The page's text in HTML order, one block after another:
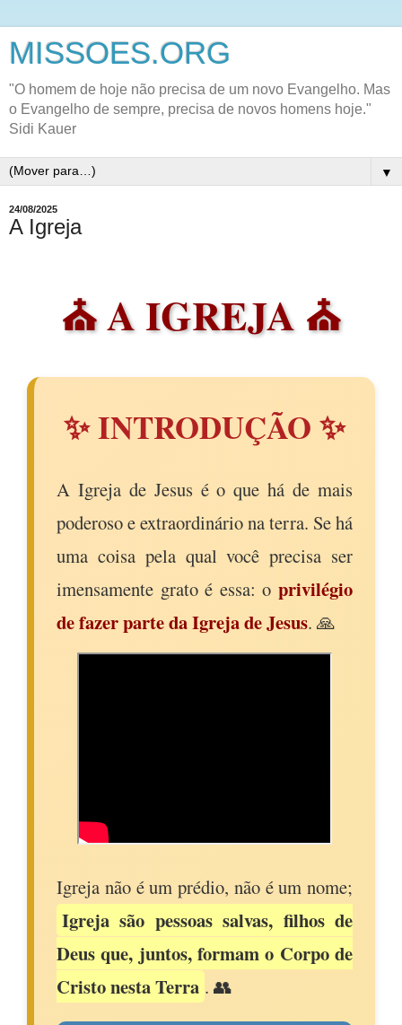
MISSOES.ORG
"O homem de hoje não precisa de um novo Evangelho. Mas
o Evangelho de sempre, precisa de novos homens hoje."
Sidi Kauer
▼
24/08/2025
A Igreja
⛪ A IGREJA ⛪
✨ INTRODUÇÃO ✨
A Igreja de Jesus é o que há de mais
poderoso e extraordinário na terra. Se há
uma coisa pela qual você precisa ser
imensamente grato é essa: o privilégio
de fazer parte da Igreja de Jesus. 🙏
Igreja não é um prédio, não é um nome;
Igreja são pessoas salvas, filhos de
Deus que, juntos, formam o Corpo de
Cristo nesta Terra . 👥